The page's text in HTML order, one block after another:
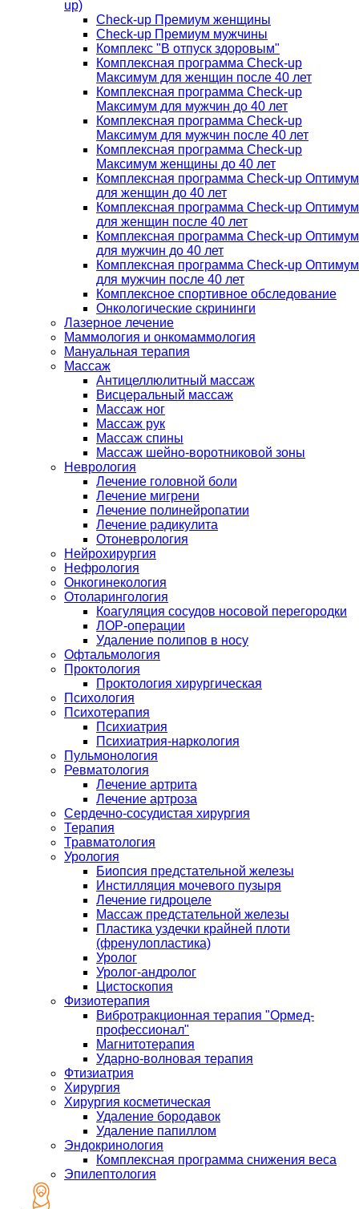
up)
Check-up Премиум женщины
Check-up Премиум мужчины
Комплекс "В отпуск здоровым"
Комплексная программа Check-up
Максимум для женщин после 40 лет
Комплексная программа Check-up
Максимум для мужчин до 40 лет
Комплексная программа Check-up
Максимум для мужчин после 40 лет
Комплексная программа Check-up
Максимум женщины до 40 лет
Комплексная программа Check-up Оптимум
для женщин до 40 лет
Комплексная программа Check-up Оптимум
для женщин после 40 лет
Комплексная программа Check-up Оптимум
для мужчин до 40 лет
Комплексная программа Check-up Оптимум
для мужчин после 40 лет
Комплексное спортивное обследование
Онкологические скрининги
Лазерное лечение
Маммология и онкомаммология
Мануальная терапия
Массаж
Антицеллюлитный массаж
Висцеральный массаж
Массаж ног
Массаж рук
Массаж спины
Массаж шейно-воротниковой зоны
Неврология
Лечение головной боли
Лечение мигрени
Лечение полинейропатии
Лечение радикулита
Отоневрология
Нейрохирургия
Нефрология
Онкогинекология
Отоларингология
Коагуляция сосудов носовой перегородки
ЛОР-операции
Удаление полипов в носу
Офтальмология
Проктология
Проктология хирургическая
Психология
Психотерапия
Психиатрия
Психиатрия-наркология
Пульмонология
Ревматология
Лечение артрита
Лечение артроза
Сердечно-сосудистая хирургия
Терапия
Травматология
Урология
Биопсия предстательной железы
Инстилляция мочевого пузыря
Лечение гидроцеле
Массаж предстательной железы
Пластика уздечки крайней плоти
(френулопластика)
Уролог
Уролог-андролог
Цистоскопия
Физиотерапия
Вибротракционная терапия "Ормед-
профессионал"
Магнитотерапия
Ударно-волновая терапия
Фтизиатрия
Хирургия
Хирургия косметическая
Удаление бородавок
Удаление папиллом
Эндокринология
Комплексная программа снижения веса
Эпилептология